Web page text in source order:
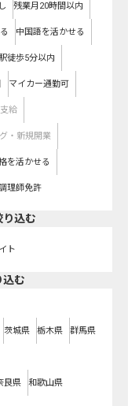
残業月20時間以内
中国語を活かせる
徒歩5分以内
マイカー通勤可
給
・新規開業
を活かせる
理師免許
込む
ト
込む
茨城県 栃木県 群馬県
良県 和歌山県